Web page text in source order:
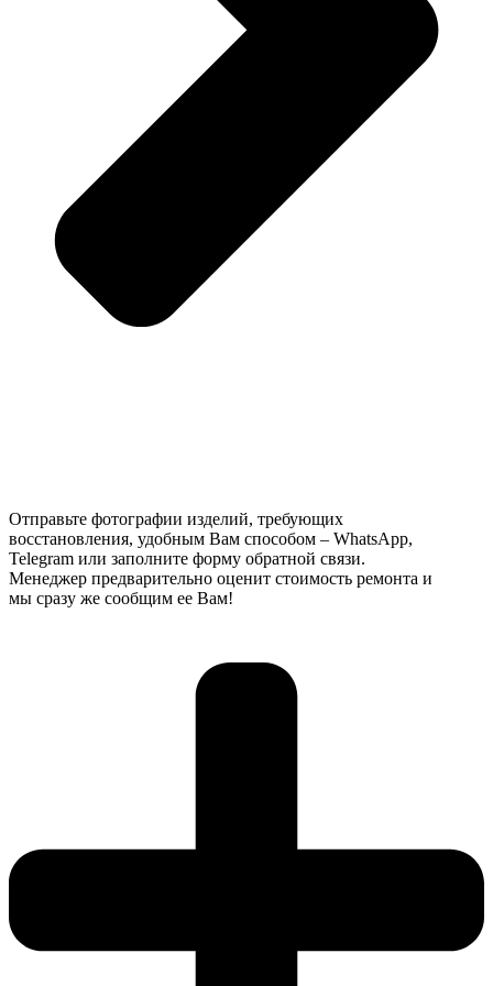
Отправьте фотографии изделий, требующих
восстановления, удобным Вам способом – WhatsApp,
Telegram или заполните форму обратной связи.
Менеджер предварительно оценит стоимость ремонта и
мы сразу же сообщим ее Вам!